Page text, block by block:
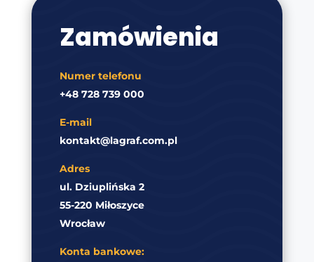
Zamówienia
Numer telefonu
+48 728 739 000
E-mail
kontakt@lagraf.com.pl
Adres
ul. Dziuplińska 2
55-220 Miłoszyce
Wrocław
Konta bankowe: